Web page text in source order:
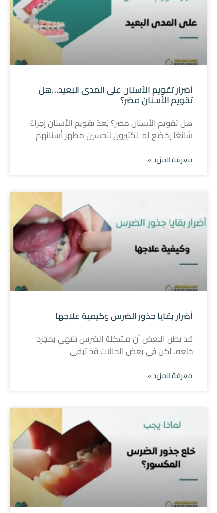
أضرار تقويم الأسنان على المدى البعيد…هل
تقويم الأسنان مضر؟
هل تقويم الأسنان مضر؟ يُعدّ تقويم الأسنان إجراءً
شائعًا يخضع له الكثيرون لتحسين مظهر أسنانهم
معرفة المزيد »
أضرار بقايا جذور الضرس وكيفية علاجها
قد يظن البعض أن مشكلة الضرس تنتهي بمجرد
خلعه، لكن في بعض الحالات قد تبقى
معرفة المزيد »